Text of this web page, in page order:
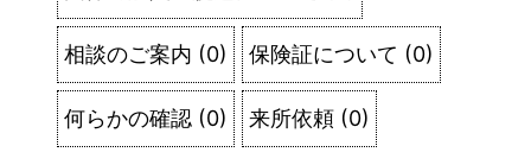
相談のご案内 (0) 保険証について (0)
何らかの確認 (0) 来所依頼 (0)